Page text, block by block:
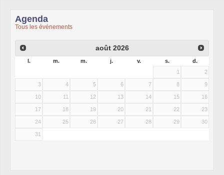
Agenda
Tous les événements
août 2026
l. m. m. j. v. s.
d.
1
2
3 4 5 6 7 8 9
10 11 12 13 14 15 16
17 18 19 20 21 22 23
24 25 26 27 28 29 30
31